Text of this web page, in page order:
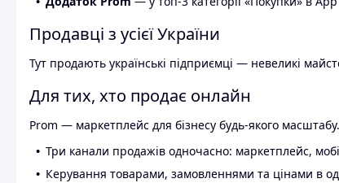
Продавці з усієї України
Тут продають українські підприємці — невеликі
Для тих, хто продає онлайн
Prom — маркетплейс для бізнесу будь-якого
Три канали продажів одночасно: маркетплейс,
Керування товарами, замовленнями та цінами в